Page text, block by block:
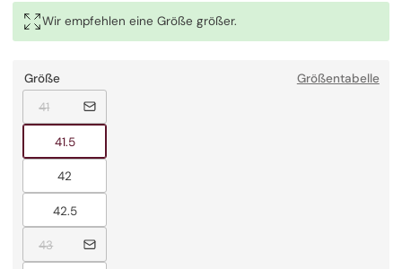
Wir empfehlen eine Größe größer.
Größe
Größentabelle
41Ausverkauft
41.5Ausverkauft
42
42.5Ausverkauft
43Ausverkauft